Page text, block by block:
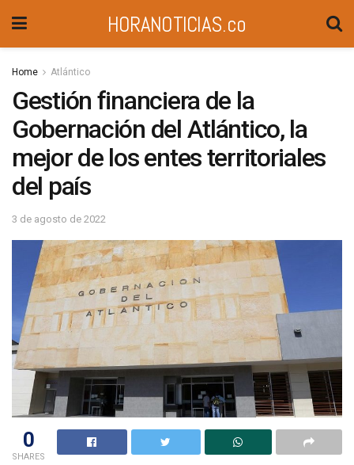
HORANOTICIAS.co
Home Atlántico
Gestión financiera de la
Gobernación del Atlántico, la
mejor de los entes territoriales
del país
3 de agosto de 2022
0
SHARES